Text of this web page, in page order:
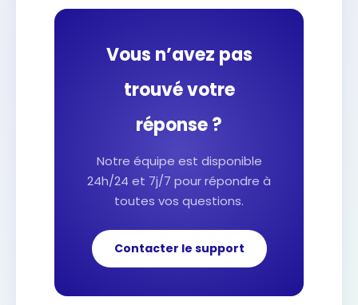
Vous n’avez pas
trouvé votre
réponse ?
Notre équipe est disponible
24h/24 et 7j/7 pour répondre à
toutes vos questions.
Contacter le support